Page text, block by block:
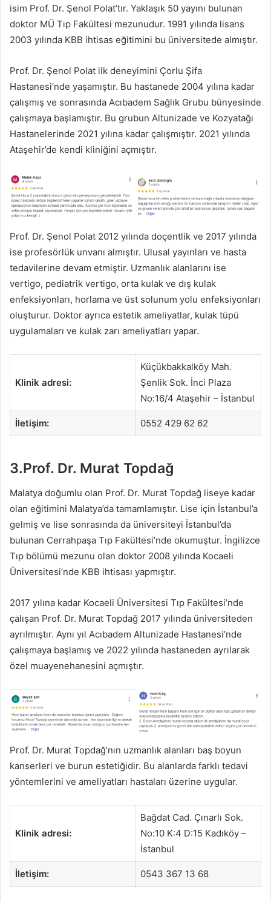
isim Prof. Dr. Şenol Polat’tır. Yaklaşık 50 yayını bulunan
doktor MÜ Tıp Fakültesi mezunudur. 1991 yılında lisans
2003 yılında KBB ihtisas eğitimini bu üniversitede almıştır.
Prof. Dr. Şenol Polat ilk deneyimini Çorlu Şifa
Hastanesi’nde yaşamıştır. Bu hastanede 2004 yılına kadar
çalışmış ve sonrasında Acıbadem Sağlık Grubu bünyesinde
çalışmaya başlamıştır. Bu grubun Altunizade ve Kozyatağı
Hastanelerinde 2021 yılına kadar çalışmıştır. 2021 yılında
Ataşehir’de kendi kliniğini açmıştır.
Prof. Dr. Şenol Polat 2012 yılında doçentlik ve 2017 yılında
ise profesörlük unvanı almıştır. Ulusal yayınları ve hasta
tedavilerine devam etmiştir. Uzmanlık alanlarını ise
vertigo, pediatrik vertigo, orta kulak ve dış kulak
enfeksiyonları, horlama ve üst solunum yolu enfeksiyonları
oluşturur. Doktor ayrıca estetik ameliyatlar, kulak tüpü
uygulamaları ve kulak zarı ameliyatları yapar.
Klinik adresi:
Küçükbakkalköy Mah.
Şenlik Sok. İnci Plaza
No:16/4 Ataşehir – İstanbul
İletişim: 0552 429 62 62
3.Prof. Dr. Murat Topdağ
Malatya doğumlu olan Prof. Dr. Murat Topdağ liseye kadar
olan eğitimini Malatya’da tamamlamıştır. Lise için İstanbul’a
gelmiş ve lise sonrasında da üniversiteyi İstanbul’da
bulunan Cerrahpaşa Tıp Fakültesi’nde okumuştur. İngilizce
Tıp bölümü mezunu olan doktor 2008 yılında Kocaeli
Üniversitesi’nde KBB ihtisası yapmıştır.
2017 yılına kadar Kocaeli Üniversitesi Tıp Fakültesi’nde
çalışan Prof. Dr. Murat Topdağ 2017 yılında üniversiteden
ayrılmıştır. Aynı yıl Acıbadem Altunizade Hastanesi’nde
çalışmaya başlamış ve 2022 yılında hastaneden ayrılarak
özel muayenehanesini açmıştır.
Prof. Dr. Murat Topdağ’nın uzmanlık alanları baş boyun
kanserleri ve burun estetiğidir. Bu alanlarda farklı tedavi
yöntemlerini ve ameliyatları hastaları üzerine uygular.
Klinik adresi:
Bağdat Cad. Çınarlı Sok.
No:10 K:4 D:15 Kadıköy –
İstanbul
İletişim: 0543 367 13 68